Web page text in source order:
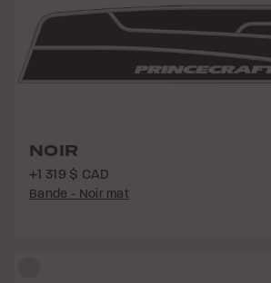
NOIR
+1 319 $ CAD
Bande - Noir mat